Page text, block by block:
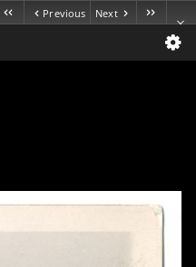
Previous Next